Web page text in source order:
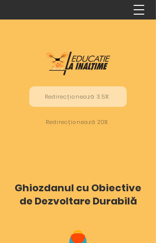
Redirecționează 3,5%
Redirecționează 20%
Ghiozdanul cu Obiective
de Dezvoltare Durabilă